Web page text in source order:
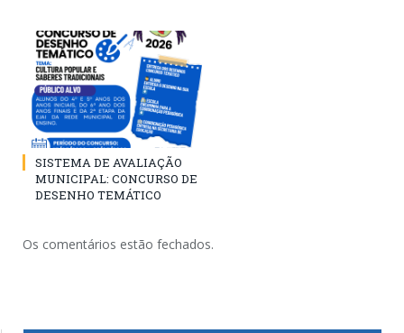
SISTEMA DE AVALIAÇÃO
MUNICIPAL: CONCURSO DE
DESENHO TEMÁTICO
Os comentários estão fechados.